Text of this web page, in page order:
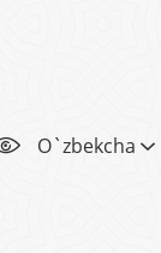
O`zbekcha